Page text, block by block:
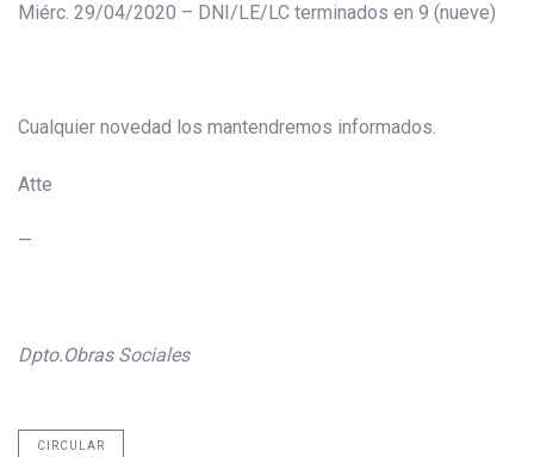
Miérc. 29/04/2020 – DNI/LE/LC terminados en 9 (nueve)
Cualquier novedad los mantendremos informados.
Atte
—
Dpto.Obras Sociales
CIRCULAR